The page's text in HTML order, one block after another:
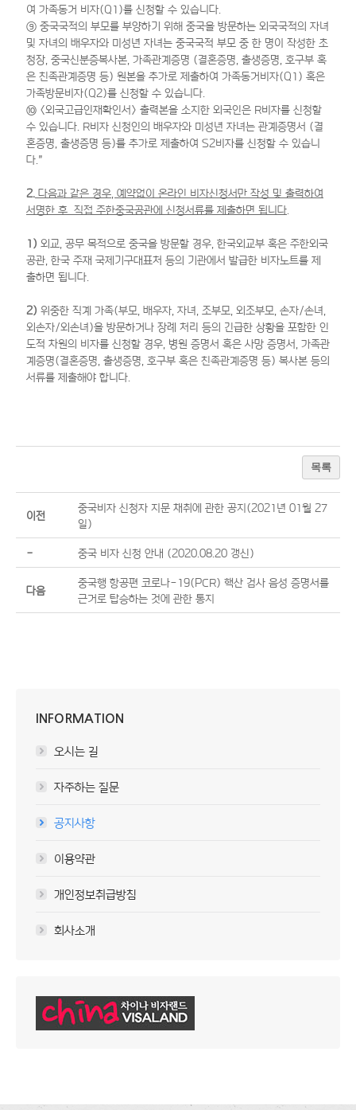
여 가족동거 비자(Q1)를 신청할 수 있습니다.
⑨ 중국국적의 부모를 부양하기 위해 중국을 방문하는 외국국적의 자녀
및 자녀의 배우자와 미성년 자녀는 중국국적 부모 중 한 명이 작성한 초
청장, 중국신분증복사본, 가족관계증명 (결혼증명, 출생증명, 호구부 혹
은 친족관계증명 등) 원본을 추가로 제출하여 가족동거비자(Q1) 혹은
가족방문비자(Q2)를 신청할 수 있습니다.
⑩ <외국고급인재확인서> 출력본을 소지한 외국인은 R비자를 신청할
수 있습니다. R비자 신청인의 배우자와 미성년 자녀는 관계증명서 (결
혼증명, 출생증명 등)를 추가로 제출하여 S2비자를 신청할 수 있습니
다."
2. 다음과 같은 경우, 예약없이 온라인 비자신청서만 작성 및 출력하여
서명한 후 직접 주한중국공관에 신청서류를 제출하면 됩니다.
1) 외교, 공무 목적으로 중국을 방문할 경우, 한국외교부 혹은 주한외국
공관, 한국 주재 국제기구대표처 등의 기관에서 발급한 비자노트를 제
출하면 됩니다.
2) 위중한 직계 가족(부모, 배우자, 자녀, 조부모, 외조부모, 손자/손녀,
외손자/외손녀)을 방문하거나 장례 처리 등의 긴급한 상황을 포함한 인
도적 차원의 비자를 신청할 경우, 병원 증명서 혹은 사망 증명서, 가족관
계증명(결혼증명, 출생증명, 호구부 혹은 친족관계증명 등) 복사본 등의
서류를 제출해야 합니다.
목록
이전
중국비자 신청자 지문 채취에 관한 공지(2021년 01월 27
일)
- 중국 비자 신청 안내 (2020.08.20 갱신)
다음
중국행 항공편 코로나-19(PCR) 핵산 검사 음성 증명서를
근거로 탑승하는 것에 관한 통지
INFORMATION
오시는 길
자주하는 질문
공지사항
이용약관
개인정보취급방침
회사소개